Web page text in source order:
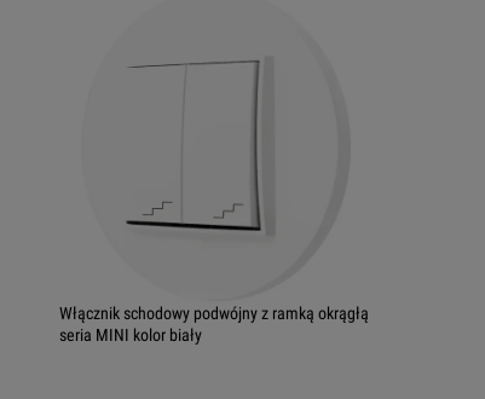
Włącznik schodowy podwójny z ramką okrągłą
seria MINI kolor biały